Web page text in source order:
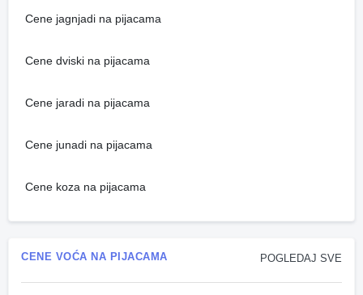
Cene jagnjadi na pijacama
Cene dviski na pijacama
Cene jaradi na pijacama
Cene junadi na pijacama
Cene koza na pijacama
POGLEDAJ SVE
CENE VOĆA NA PIJACAMA